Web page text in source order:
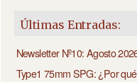
Últimas Entradas:
Newsletter Nº10: Agosto
Type1 75mm SPG: ¿Por